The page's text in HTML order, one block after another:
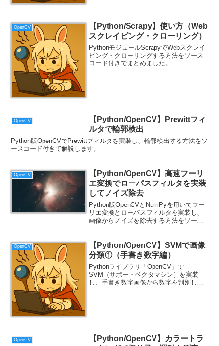
OpenCV
【Python/Scrapy】使い方（Web
スクレイピング・クローリング）
PythonモジュールScrapyでWebスクレイ
ピング・クローリングする方法をソース
コード付きでまとめました。
OpenCV
【Python/OpenCV】Prewittフィ
ルタで輪郭検出
Python版OpenCVでPrewittフィルタを実装し、輪郭検出する方法をソ
ースコード付きで解説します。
OpenCV
【Python/OpenCV】高速フーリ
エ変換でローパスフィルタを実装
してノイズ除去
Python版OpenCVとNumPyを用いてフー
リエ変換とローパスフィルタを実装し、
画像からノイズを除去する方法をソース
OpenCV
【Python/OpenCV】SVMで画像
分類①（手書き数字編）
Pythonライブラリ「OpenCV」で
SVM（サポートベクタマシン）を実装
し、手書き数字画像から数字を判別しま
OpenCV
【Python/OpenCV】カラートラ